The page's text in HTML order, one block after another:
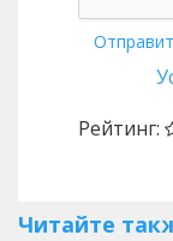
Рейтинг:
Читайте